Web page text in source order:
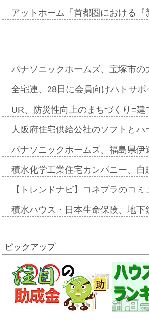
アットホーム「首都圏における
パナソニックホームズ、宝塚市
全宅連、28日に会員向けハトサ
UR、防災性向上のまちづくり=
大阪府住宅供給公社のソフトと
パナソニックホームズ、福島県
積水化学工業住宅カンパニー、
【トレンドナビ】コネプラのコ
積水ハウス・日本生命保険、地
ピックアップ